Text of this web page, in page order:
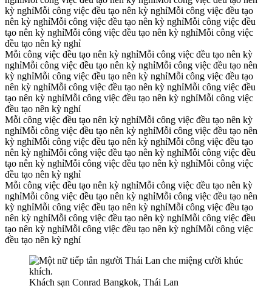
kỳ nghỉMỗi công việc đều tạo nên kỳ nghỉMỗi công việc đều tạo
nên kỳ nghỉMỗi công việc đều tạo nên kỳ nghỉMỗi công việc đều
tạo nên kỳ nghỉMỗi công việc đều tạo nên kỳ nghỉMỗi công việc
đều tạo nên kỳ nghỉ
Mỗi công việc đều tạo nên kỳ nghỉMỗi công việc đều tạo nên kỳ
nghỉMỗi công việc đều tạo nên kỳ nghỉMỗi công việc đều tạo nên
kỳ nghỉMỗi công việc đều tạo nên kỳ nghỉMỗi công việc đều tạo
nên kỳ nghỉMỗi công việc đều tạo nên kỳ nghỉMỗi công việc đều
tạo nên kỳ nghỉMỗi công việc đều tạo nên kỳ nghỉMỗi công việc
đều tạo nên kỳ nghỉ
Mỗi công việc đều tạo nên kỳ nghỉMỗi công việc đều tạo nên kỳ
nghỉMỗi công việc đều tạo nên kỳ nghỉMỗi công việc đều tạo nên
kỳ nghỉMỗi công việc đều tạo nên kỳ nghỉMỗi công việc đều tạo
nên kỳ nghỉMỗi công việc đều tạo nên kỳ nghỉMỗi công việc đều
tạo nên kỳ nghỉMỗi công việc đều tạo nên kỳ nghỉMỗi công việc
đều tạo nên kỳ nghỉ
Mỗi công việc đều tạo nên kỳ nghỉMỗi công việc đều tạo nên kỳ
nghỉMỗi công việc đều tạo nên kỳ nghỉMỗi công việc đều tạo nên
kỳ nghỉMỗi công việc đều tạo nên kỳ nghỉMỗi công việc đều tạo
nên kỳ nghỉMỗi công việc đều tạo nên kỳ nghỉMỗi công việc đều
tạo nên kỳ nghỉMỗi công việc đều tạo nên kỳ nghỉMỗi công việc
đều tạo nên kỳ nghỉ
Khách sạn Conrad Bangkok, Thái Lan